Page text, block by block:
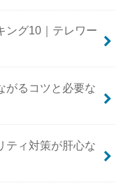
ング10｜テレワー
がるコツと必要な
ティ対策が肝心な